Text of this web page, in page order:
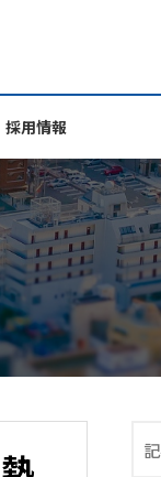
採用情報